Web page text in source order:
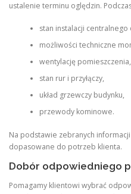
ustalenie terminu oględzin.
stan instalacji centralnego
możliwości techniczne
wentylację pomieszczenia,
stan rur i przyłączy,
układ grzewczy budynku,
przewody kominowe.
Na podstawie zebranych
dopasowane do potrzeb klienta.
Dobór odpowiedniego
Pomagamy klientowi wybrać